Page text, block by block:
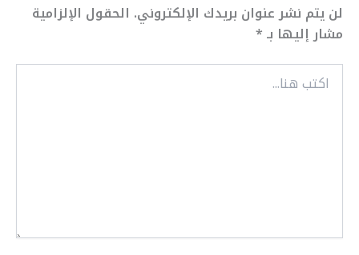
لن يتم نشر عنوان بريدك الإلكتروني. الحقول الإلزامية
مشار إليها بـ*
اكتب
هنا...